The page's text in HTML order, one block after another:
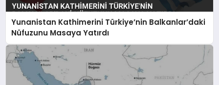
Yunanistan Kathimerini Türkiye’nin Balkanlar’daki
Nüfuzunu Masaya Yatırdı